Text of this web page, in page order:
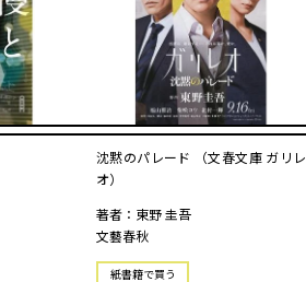
沈黙のパレード （文春文庫 ガリレ
オ）
著者：東野 圭吾
文藝春秋
紙書籍で買う